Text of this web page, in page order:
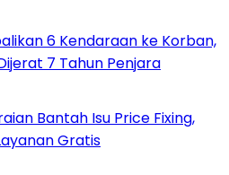
6 Kendaraan ke Korban,
7 Tahun Penjara
Bantah Isu Price Fixing,
Gratis